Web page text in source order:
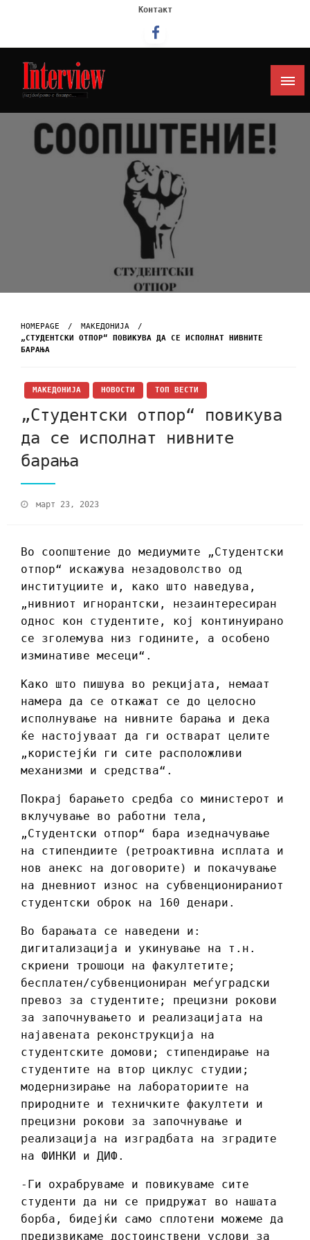
Контакт
Интервју
HOMEPAGE
МАКЕДОНИЈА
„СТУДЕНТСКИ ОТПОР“ ПОВИКУВА ДА СЕ ИСПОЛНАТ НИВНИТЕ
БАРАЊА
МАКЕДОНИЈА НОВОСТИ ТОП ВЕСТИ
„Студентски отпор“ повикува
да се исполнат нивните
барања
март 23, 2023
Во соопштение до медиумите „Студентски
отпор“ искажува незадоволство од
институциите и, како што наведува,
„нивниот игнорантски, незаинтересиран
однос кон студентите, кој континуирано
се зголемува низ годините, а особено
изминативе месеци“.
Како што пишува во рекцијата, немаат
намера да се откажат се до целосно
исполнување на нивните барања и дека
ќе настојуваат да ги остварат целите
„користејќи ги сите расположливи
механизми и средства“.
Покрај барањето средба со министерот и
вклучување во работни тела,
„Студентски отпор“ бара изедначување
на стипендиите (ретроактивна исплата и
нов анекс на договорите) и покачување
на дневниот износ на субвенционираниот
студентски оброк на 160 денари.
Во барањата се наведени и:
дигитализација и укинување на т.н.
скриени трошоци на факултетите;
бесплатен/субвенциониран меѓуградски
превоз за студентите; прецизни рокови
за започнувањето и реализацијата на
најавената реконструкција на
студентските домови; стипендирање на
студентите на втор циклус студии;
модернизирање на лабораториите на
природните и техничките факултети и
прецизни рокови за започнување и
реализација на изградбата на зградите
на ФИНКИ и ДИФ.
-Ги охрабруваме и повикуваме сите
студенти да ни се придружат во нашата
борба, бидејќи само сплотени можеме да
предизвикаме достоинствени услови за